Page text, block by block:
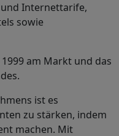
Internettarife,
sowie
am Markt und das
ist es
zu stärken, indem
machen. Mit